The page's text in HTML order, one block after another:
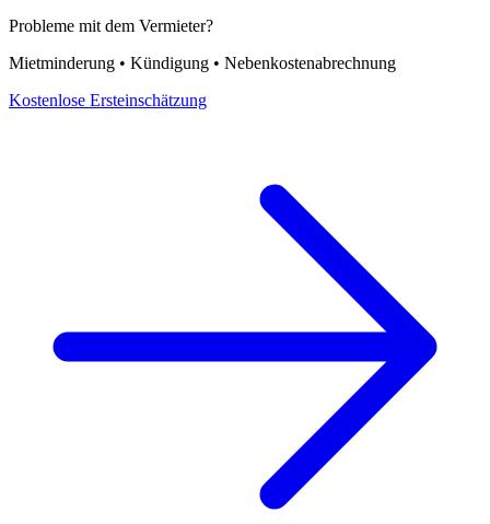
Probleme mit dem Vermieter?
Mietminderung • Kündigung • Nebenkostenabrechnung
Kostenlose Ersteinschätzung